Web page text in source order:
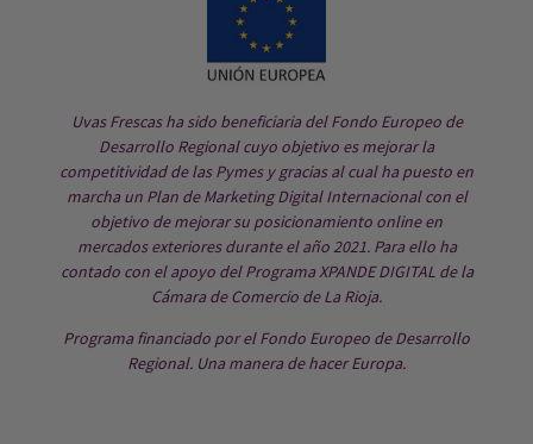
Uvas Frescas ha sido beneficiaria del Fondo Europeo de
Desarrollo Regional cuyo objetivo es mejorar la
competitividad de las Pymes y gracias al cual ha puesto en
marcha un Plan de Marketing Digital Internacional con el
objetivo de mejorar su posicionamiento online en
mercados exteriores durante el año 2021. Para ello ha
contado con el apoyo del Programa XPANDE DIGITAL de la
Cámara de Comercio de La Rioja.
Programa financiado por el Fondo Europeo de Desarrollo
Regional. Una manera de hacer Europa.